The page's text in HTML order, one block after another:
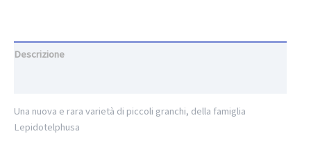
Descrizione
Una nuova e rara varietà di piccoli granchi, della famiglia
Lepidotelphusa